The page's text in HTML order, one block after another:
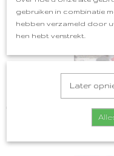
Oeteldonk Horen Zien
€ 4,99
gebruiken in combinatie
hebben verzameld door
hen hebt verstrekt.
Later